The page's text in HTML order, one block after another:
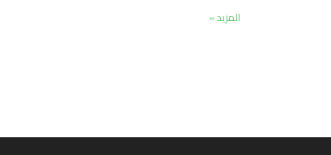
المزيد »